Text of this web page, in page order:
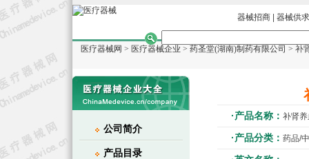
器械招商 器械供求
医疗器械网 > 医疗器械企业 > 药圣堂(湖南)制药有限公司 > 补
·产品名称： 补肾
·产品分类： 药品/
公司简介
产品目录